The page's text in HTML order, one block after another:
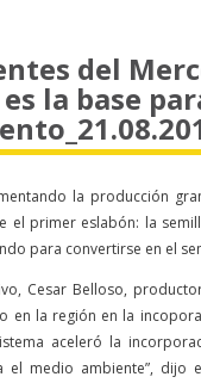
del
la base
la producción
el primer eslabón: la
para convertirse en el
Cesar Belloso,
en la región en la
aceleró la
el medio ambiente”, dijo